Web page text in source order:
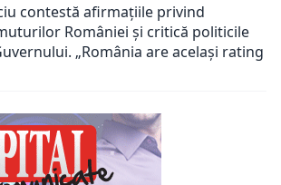
contestă afirmațiile privind
României și critică politicile
„România are același rating